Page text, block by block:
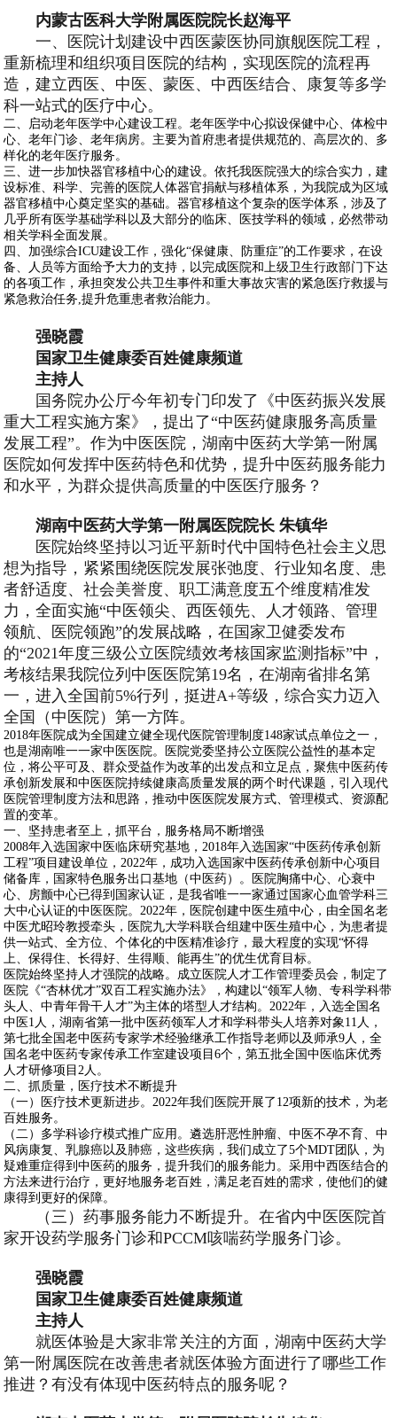
内蒙古医科大学附属医院院长赵海平
一、医院计划建设中西医蒙医协同旗舰医院工程，
重新梳理和组织项目医院的结构，实现医院的流程再
造，建立西医、中医、蒙医、中西医结合、康复等多学
科一站式的医疗中心。
二、启动老年医学中心建设工程。老年医学中心拟设保健中心、体检中
心、老年门诊、老年病房。主要为首府患者提供规范的、高层次的、多
样化的老年医疗服务。
三、进一步加快器官移植中心的建设。依托我医院强大的综合实力，建
设标准、科学、完善的医院人体器官捐献与移植体系，为我院成为区域
器官移植中心奠定坚实的基础。器官移植这个复杂的医学体系，涉及了
几乎所有医学基础学科以及大部分的临床、医技学科的领域，必然带动
相关学科全面发展。
四、加强综合ICU建设工作，强化“保健康、防重症”的工作要求，在设
备、人员等方面给予大力的支持，以完成医院和上级卫生行政部门下达
的各项工作，承担突发公共卫生事件和重大事故灾害的紧急医疗救援与
紧急救治任务,提升危重患者救治能力。
强晓霞
国家卫生健康委百姓健康频道
主持人
国务院办公厅今年初专门印发了《中医药振兴发展
重大工程实施方案》，提出了“中医药健康服务高质量
发展工程”。作为中医医院，湖南中医药大学第一附属
医院如何发挥中医药特色和优势，提升中医药服务能力
和水平，为群众提供高质量的中医医疗服务？
湖南中医药大学第一附属医院院长 朱镇华
医院始终坚持以习近平新时代中国特色社会主义思
想为指导，紧紧围绕医院发展张弛度、行业知名度、患
者舒适度、社会美誉度、职工满意度五个维度精准发
力，全面实施“中医领尖、西医领先、人才领路、管理
领航、医院领跑”的发展战略，在国家卫健委发布
的“2021年度三级公立医院绩效考核国家监测指标”中，
考核结果我院位列中医医院第19名，在湖南省排名第
一，进入全国前5%行列，挺进A+等级，综合实力迈入
全国（中医院）第一方阵。
2018年医院成为全国建立健全现代医院管理制度148家试点单位之一，
也是湖南唯一一家中医医院。医院党委坚持公立医院公益性的基本定
位，将公平可及、群众受益作为改革的出发点和立足点，聚焦中医药传
承创新发展和中医医院持续健康高质量发展的两个时代课题，引入现代
医院管理制度方法和思路，推动中医医院发展方式、管理模式、资源配
置的变革。
一、坚持患者至上，抓平台，服务格局不断增强
2008年入选国家中医临床研究基地，2018年入选国家“中医药传承创新
工程”项目建设单位，2022年，成功入选国家中医药传承创新中心项目
储备库，国家特色服务出口基地（中医药）。医院胸痛中心、心衰中
心、房颤中心已得到国家认证，是我省唯一一家通过国家心血管学科三
大中心认证的中医医院。2022年，医院创建中医生殖中心，由全国名老
中医尤昭玲教授牵头，医院九大学科联合组建中医生殖中心，为患者提
供一站式、全方位、个体化的中医精准诊疗，最大程度的实现“怀得
上、保得住、长得好、生得顺、能再生”的优生优育目标。
医院始终坚持人才强院的战略。成立医院人才工作管理委员会，制定了
医院《“杏林优才”双百工程实施办法》，构建以“领军人物、专科学科带
头人、中青年骨干人才”为主体的塔型人才结构。2022年，入选全国名
中医1人，湖南省第一批中医药领军人才和学科带头人培养对象11人，
第七批全国老中医药专家学术经验继承工作指导老师以及师承9人，全
国名老中医药专家传承工作室建设项目6个，第五批全国中医临床优秀
人才研修项目2人。
二、抓质量，医疗技术不断提升
（一）医疗技术更新进步。2022年我们医院开展了12项新的技术，为老
百姓服务。
（二）多学科诊疗模式推广应用。遴选肝恶性肿瘤、中医不孕不育、中
风病康复、乳腺癌以及肺癌，这些疾病，我们成立了5个MDT团队，为
疑难重症得到中医药的服务，提升我们的服务能力。采用中西医结合的
方法来进行治疗，更好地服务老百姓，满足老百姓的需求，使他们的健
康得到更好的保障。
（三）药事服务能力不断提升。在省内中医医院首
家开设药学服务门诊和PCCM咳喘药学服务门诊。
强晓霞
国家卫生健康委百姓健康频道
主持人
就医体验是大家非常关注的方面，湖南中医药大学
第一附属医院在改善患者就医体验方面进行了哪些工作
推进？有没有体现中医药特点的服务呢？